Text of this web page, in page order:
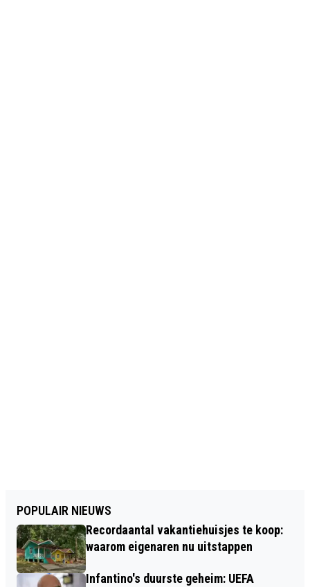
POPULAIR NIEUWS
Recordaantal vakantiehuisjes te koop:
waarom eigenaren nu uitstappen
Infantino's duurste geheim: UEFA